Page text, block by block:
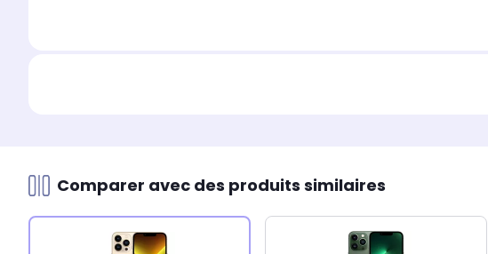
Comparer avec des produits similaires